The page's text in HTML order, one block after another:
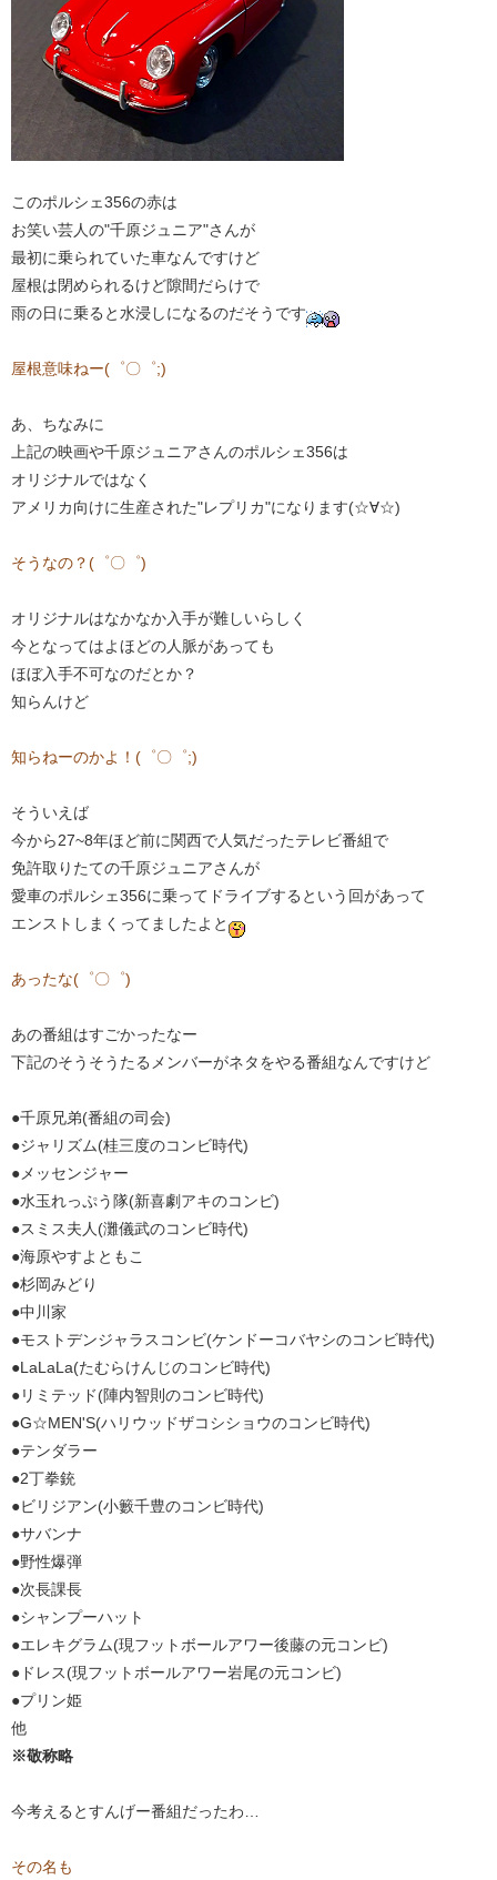
このポルシェ356の赤は
お笑い芸人の"千原ジュニア"さんが
最初に乗られていた車なんですけど
屋根は閉められるけど隙間だらけで
雨の日に乗ると水浸しになるのだそうです
屋根意味ねー(゜〇゜;)
あ、ちなみに
上記の映画や千原ジュニアさんのポルシェ356は
オリジナルではなく
アメリカ向けに生産された"レプリカ"になります(☆∀☆)
そうなの？(゜〇゜)
オリジナルはなかなか入手が難しいらしく
今となってはよほどの人脈があっても
ほぼ入手不可なのだとか？
知らんけど
知らねーのかよ！(゜〇゜;)
そういえば
今から27~8年ほど前に関西で人気だったテレビ番組で
免許取りたての千原ジュニアさんが
愛車のポルシェ356に乗ってドライブするという回があって
エンストしまくってましたよと
あったな(゜〇゜)
あの番組はすごかったなー
下記のそうそうたるメンバーがネタをやる番組なんですけど
●千原兄弟(番組の司会)
●ジャリズム(桂三度のコンビ時代)
●メッセンジャー
●水玉れっぷう隊(新喜劇アキのコンビ)
●スミス夫人(灘儀武のコンビ時代)
●海原やすよともこ
●杉岡みどり
●中川家
●モストデンジャラスコンビ(ケンドーコバヤシのコンビ時代)
●LaLaLa(たむらけんじのコンビ時代)
●リミテッド(陣内智則のコンビ時代)
●G☆MEN'S(ハリウッドザコシショウのコンビ時代)
●テンダラー
●2丁拳銃
●ビリジアン(小籔千豊のコンビ時代)
●サバンナ
●野性爆弾
●次長課長
●シャンプーハット
●エレキグラム(現フットボールアワー後藤の元コンビ)
●ドレス(現フットボールアワー岩尾の元コンビ)
●プリン姫
他
※敬称略
今考えるとすんげー番組だったわ…
その名も